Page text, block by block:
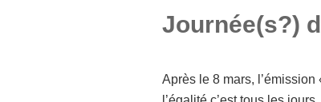
Journée(s?)
Après le 8 mars, l’émission